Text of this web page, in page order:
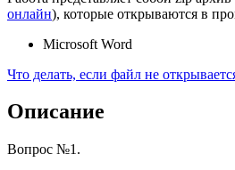
онлайн), которые открываются в
Microsoft Word
Что делать, если файл не
Описание
Вопрос №1.